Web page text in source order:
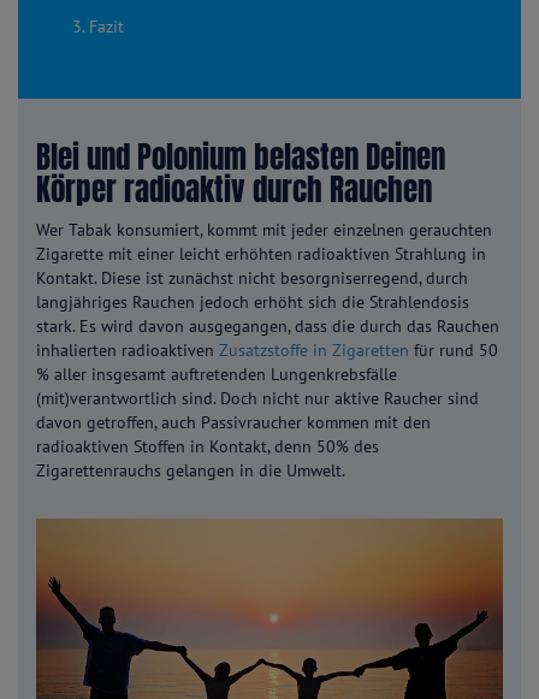
3. Fazit
Blei und Polonium belasten Deinen
Körper radioaktiv durch Rauchen
Wer Tabak konsumiert, kommt mit jeder einzelnen gerauchten
Zigarette mit einer leicht erhöhten radioaktiven Strahlung in
Kontakt. Diese ist zunächst nicht besorgniserregend, durch
langjähriges Rauchen jedoch erhöht sich die Strahlendosis
stark. Es wird davon ausgegangen, dass die durch das Rauchen
inhalierten radioaktiven Zusatzstoffe in Zigaretten für rund 50
% aller insgesamt auftretenden Lungenkrebsfälle
(mit)verantwortlich sind. Doch nicht nur aktive Raucher sind
davon getroffen, auch Passivraucher kommen mit den
radioaktiven Stoffen in Kontakt, denn 50% des
Zigarettenrauchs gelangen in die Umwelt.